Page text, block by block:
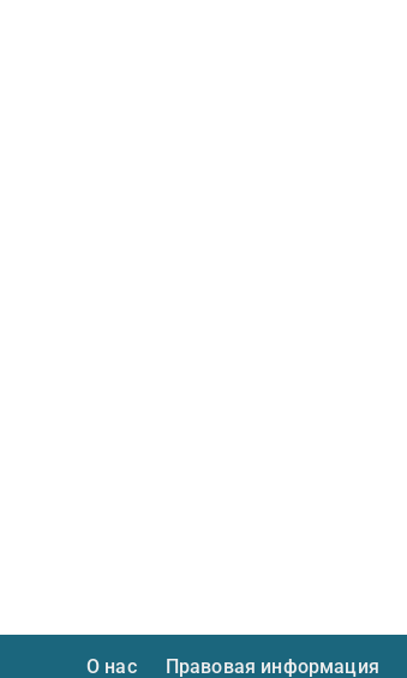
О нас Правовая информация